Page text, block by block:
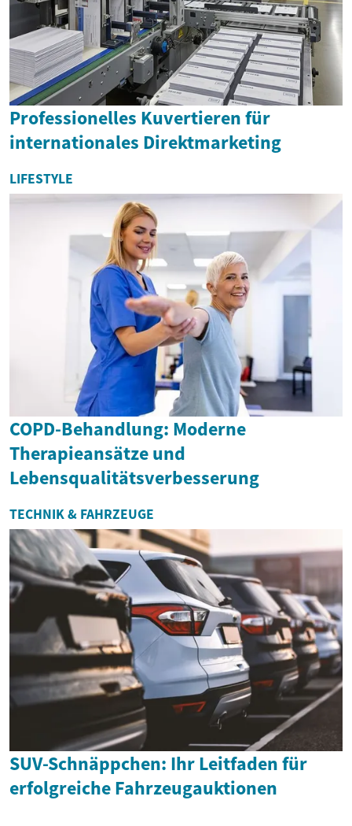
Professionelles Kuvertieren für
internationales Direktmarketing
LIFESTYLE
COPD-Behandlung: Moderne
Therapieansätze und
Lebensqualitätsverbesserung
TECHNIK & FAHRZEUGE
SUV-Schnäppchen: Ihr Leitfaden für
erfolgreiche Fahrzeugauktionen